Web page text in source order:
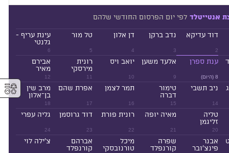
אנטייטלד לפי יום הפרסום החודשי שלהם
2
דוד עדיקא
3
נדב ברקן
4
דן אלון
5
טל מור
6
עינת עריף -
גלנטי
8 (היום)
ענת ספרן
9
אלעד משען
10
יואב ויס
11
רונית
מירסקי
12
אבירם
מאיר
14
ניב תשבי
15
טימור
דברה
16
תמר לצמן
17
אפרת שהם
18
מרב שין
בן־אלון
20
טליה
זליגמן
21
מאיה יופה
22
רונית פורת
23
דוד גרוסמן
24
גליה עפרי
אבנר
פינצ'ובר
שפרה
קורנפלד
מיכל
טורנובסקי
אברהם
קורנפלד
צ'ילה לוי
⚥︎